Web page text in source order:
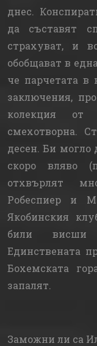
днес.
да съставят
страхуват, и
обобщават в
че парчетата в
заключения,
колекция от
смехотворна.
десен. Би могло
скоро вляво
отхвърлят
Робеспиер и
Якобинския
били висши
Единствената
Бохемската
запалят.
Заможни ли са